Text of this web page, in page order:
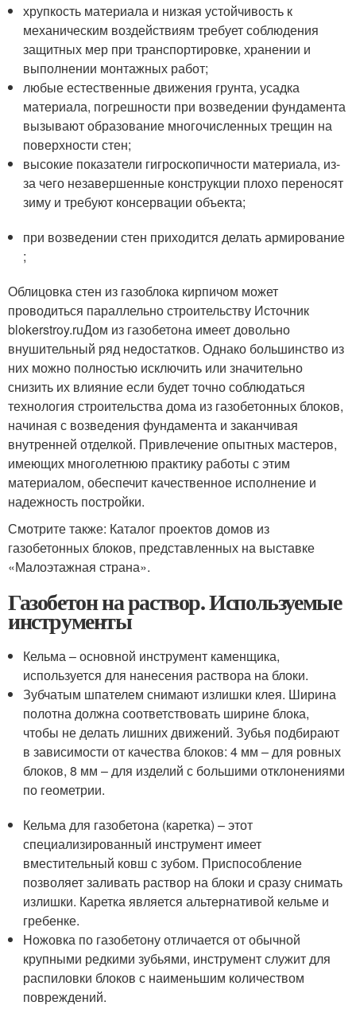
хрупкость материала и низкая устойчивость к
механическим воздействиям требует соблюдения
защитных мер при транспортировке, хранении и
выполнении монтажных работ;
любые естественные движения грунта, усадка
материала, погрешности при возведении фундамента
вызывают образование многочисленных трещин на
поверхности стен;
высокие показатели гигроскопичности материала, из-
за чего незавершенные конструкции плохо переносят
зиму и требуют консервации объекта;
при возведении стен приходится делать армирование
;
Облицовка стен из газоблока кирпичом может
проводиться параллельно строительству Источник
blokerstroy.ruДом из газобетона имеет довольно
внушительный ряд недостатков. Однако большинство из
них можно полностью исключить или значительно
снизить их влияние если будет точно соблюдаться
технология строительства дома из газобетонных блоков,
начиная с возведения фундамента и заканчивая
внутренней отделкой. Привлечение опытных мастеров,
имеющих многолетнюю практику работы с этим
материалом, обеспечит качественное исполнение и
надежность постройки.
Смотрите также: Каталог проектов домов из
газобетонных блоков, представленных на выставке
«Малоэтажная страна».
Газобетон на раствор. Используемые
инструменты
Кельма – основной инструмент каменщика,
используется для нанесения раствора на блоки.
Зубчатым шпателем снимают излишки клея. Ширина
полотна должна соответствовать ширине блока,
чтобы не делать лишних движений. Зубья подбирают
в зависимости от качества блоков: 4 мм – для ровных
блоков, 8 мм – для изделий с большими отклонениями
по геометрии.
Кельма для газобетона (каретка) – этот
специализированный инструмент имеет
вместительный ковш с зубом. Приспособление
позволяет заливать раствор на блоки и сразу снимать
излишки. Каретка является альтернативой кельме и
гребенке.
Ножовка по газобетону отличается от обычной
крупными редкими зубьями, инструмент служит для
распиловки блоков с наименьшим количеством
повреждений.